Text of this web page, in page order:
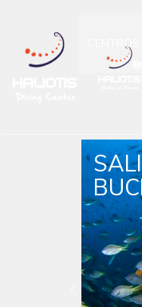
CENTROS